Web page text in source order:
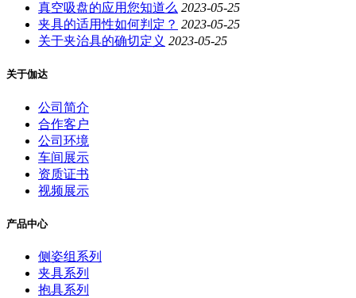
真空吸盘的应用您知道么 2023-05-25
夹具的适用性如何判定？ 2023-05-25
关于夹治具的确切定义 2023-05-25
关于伽达
公司简介
合作客户
公司环境
车间展示
资质证书
视频展示
产品中心
侧姿组系列
夹具系列
抱具系列